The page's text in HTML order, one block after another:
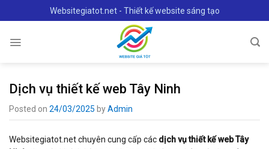
to
Websitegiatot.net - Thiết kế website sáng tạo
Dịch vụ thiết kế web Tây Ninh
Posted on 24/03/2025 byAdmin
Websitegiatot.net chuyên cung cấp các dịch vụ thiết kế web Tây